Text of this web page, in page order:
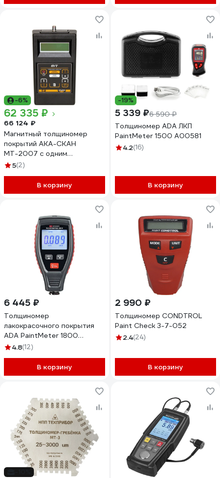
-6%
62 335 ₽
66 124 ₽
Магнитный толщиномер
покрытий АКА-СКАН
МТ-2007 с одним
преобразователем ТМ20-01
5(2)
В корзину
-19%
5 339 ₽6 590 ₽
Толщиномер ADA ЛКП
PaintMeter 1500 А00581
4.2(16)
В корзину
6 445 ₽
Толщиномер
лакокрасочного покрытия
ADA PaintMeter 1800
А00656
4.8(12)
В корзину
2 990 ₽
Толщиномер CONDTROL
Paint Сheck 3-7-052
2.4(24)
В корзину